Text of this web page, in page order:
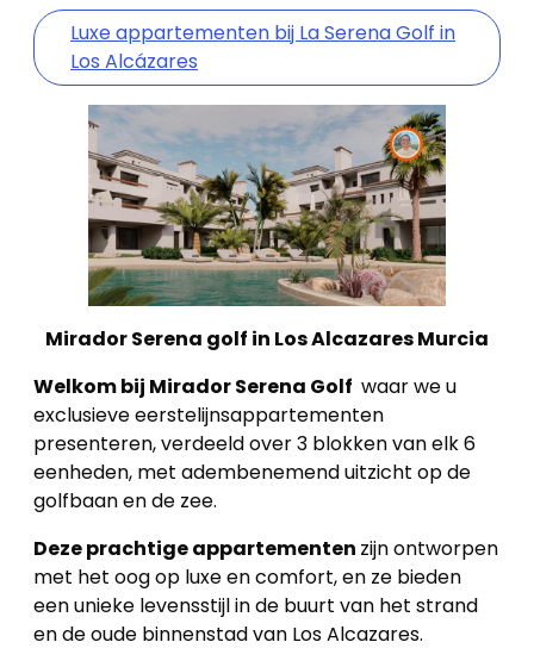
Luxe appartementen bij La Serena Golf in
Los Alcázares
Mirador Serena golf in Los Alcazares Murcia
Welkom bij Mirador Serena Golf waar we u
exclusieve eerstelijnsappartementen
presenteren, verdeeld over 3 blokken van elk 6
eenheden, met adembenemend uitzicht op de
golfbaan en de zee.
Deze prachtige appartementen zijn ontworpen
met het oog op luxe en comfort, en ze bieden
een unieke levensstijl in de buurt van het strand
en de oude binnenstad van Los Alcazares.